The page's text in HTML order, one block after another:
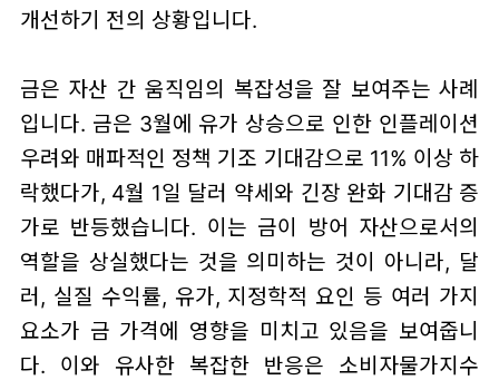
개선하기 전의 상황입니다.
금은 자산 간 움직임의 복잡성을 잘 보여주는 사례
입니다. 금은 3월에 유가 상승으로 인한 인플레이션
우려와 매파적인 정책 기조 기대감으로 11% 이상 하
락했다가, 4월 1일 달러 약세와 긴장 완화 기대감 증
가로 반등했습니다. 이는 금이 방어 자산으로서의
역할을 상실했다는 것을 의미하는 것이 아니라, 달
러, 실질 수익률, 유가, 지정학적 요인 등 여러 가지
요소가 금 가격에 영향을 미치고 있음을 보여줍니
다. 이와 유사한 복잡한 반응은 소비자물가지수